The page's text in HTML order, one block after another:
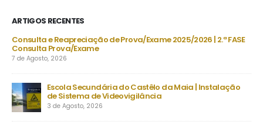
ARTIGOS RECENTES
Consulta e Reapreciação de Prova/Exame 2025/2026 | 2.ª FASE
Consulta Prova/Exame
7 de Agosto, 2026
Escola Secundária do Castêlo da Maia | Instalação
de Sistema de Videovigilância
3 de Agosto, 2026